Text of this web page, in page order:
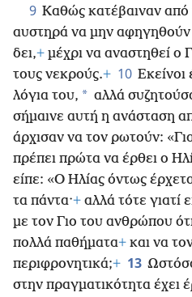
9 Καθώς κατέβαιναν από
αυστηρά να μην αφηγηθούν
δει,+ μέχρι να αναστηθεί ο
τους νεκρούς.+ 10
λόγια του, * αλλά
σήμαινε αυτή η ανάσταση
άρχισαν να τον ρωτούν:
πρέπει πρώτα να έρθει ο
είπε: «Ο Ηλίας όντως
τα πάντα·+ αλλά τότε γιατί
με τον Γιο του ανθρώπου
πολλά παθήματα+ και να
περιφρονητικά;+ 13
στην πραγματικότητα έχει